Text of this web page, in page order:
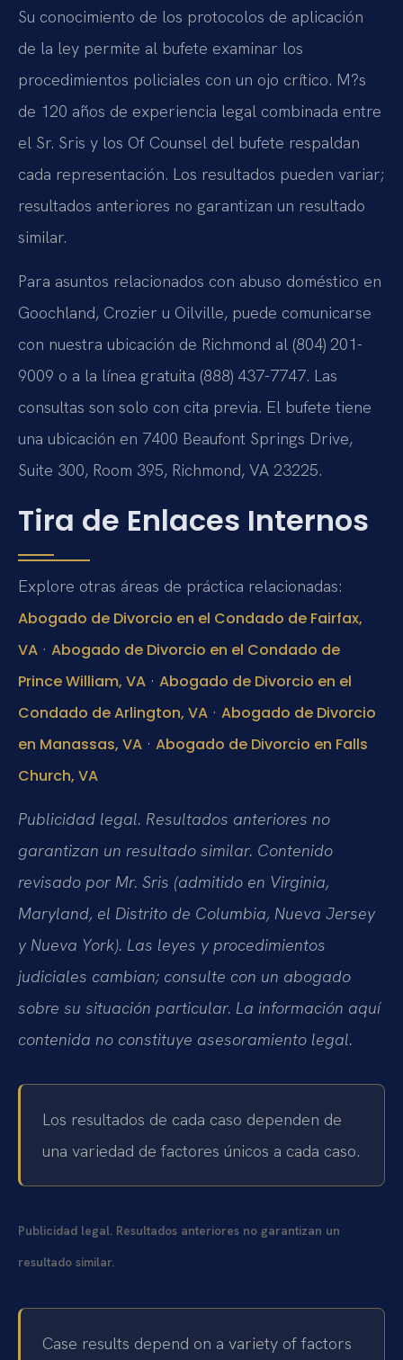
Su conocimiento de los protocolos de aplicación
de la ley permite al bufete examinar los
procedimientos policiales con un ojo crítico. M?s
de 120 años de experiencia legal combinada entre
el Sr. Sris y los Of Counsel del bufete respaldan
cada representación. Los resultados pueden variar;
resultados anteriores no garantizan un resultado
similar.
Para asuntos relacionados con abuso doméstico en
Goochland, Crozier u Oilville, puede comunicarse
con nuestra ubicación de Richmond al (804) 201-
9009 o a la línea gratuita (888) 437-7747. Las
consultas son solo con cita previa. El bufete tiene
una ubicación en 7400 Beaufont Springs Drive,
Suite 300, Room 395, Richmond, VA 23225.
Tira de Enlaces Internos
Explore otras áreas de práctica relacionadas:
Abogado de Divorcio en el Condado de Fairfax,
VA · Abogado de Divorcio en el Condado de
Prince William, VA · Abogado de Divorcio en el
Condado de Arlington, VA · Abogado de Divorcio
en Manassas, VA · Abogado de Divorcio en Falls
Church, VA
Publicidad legal. Resultados anteriores no
garantizan un resultado similar. Contenido
revisado por Mr. Sris (admitido en Virginia,
Maryland, el Distrito de Columbia, Nueva Jersey
y Nueva York). Las leyes y procedimientos
judiciales cambian; consulte con un abogado
sobre su situación particular. La información aquí
contenida no constituye asesoramiento legal.
Los resultados de cada caso dependen de
una variedad de factores únicos a cada caso.
Publicidad legal. Resultados anteriores no garantizan un
resultado similar.
Case results depend on a variety of factors